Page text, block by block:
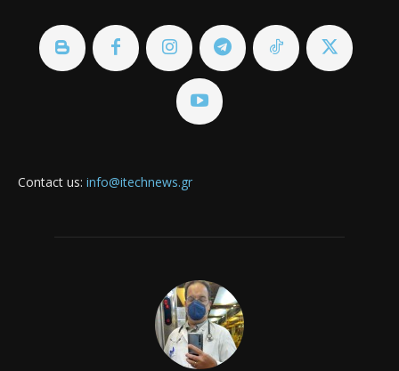
Contact us: info@itechnews.gr